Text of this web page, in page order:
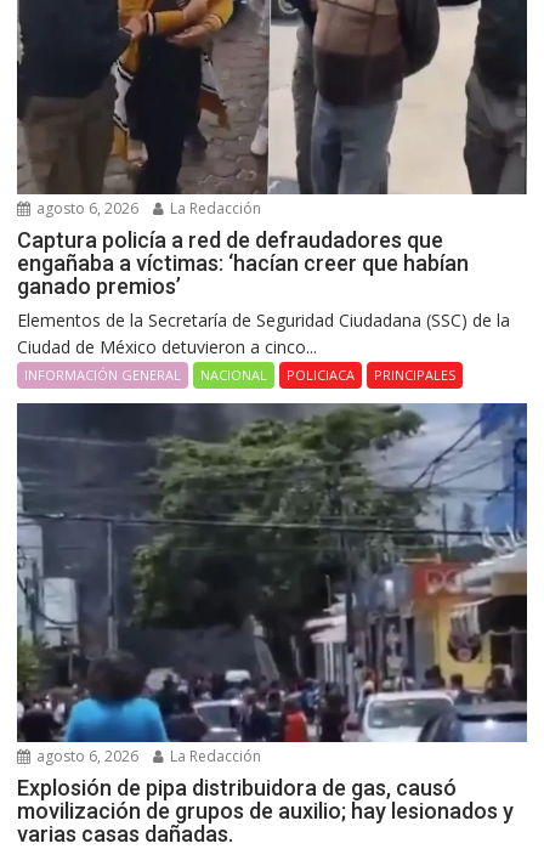
agosto 6, 2026 La Redacción
Captura policía a red de defraudadores que
engañaba a víctimas: ‘hacían creer que habían
ganado premios’
Elementos de la Secretaría de Seguridad Ciudadana (SSC) de la
Ciudad de México detuvieron a cinco...
INFORMACIÓN GENERAL NACIONAL POLICIACA PRINCIPALES
agosto 6, 2026 La Redacción
Explosión de pipa distribuidora de gas, causó
movilización de grupos de auxilio; hay lesionados y
varias casas dañadas.